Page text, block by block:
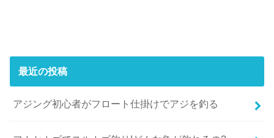
最近の投稿
アジング初心者がフロート仕掛けでアジを釣る